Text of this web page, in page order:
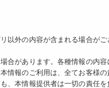
以外の内容が含まれる場合がご
合があります。各種情報の内
情報のご利用は、全てお客様
、本情報提供者は一切の責任を